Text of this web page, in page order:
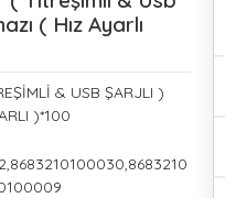
( Hız Ayarlı
& USB ŞARJLI )
)*100